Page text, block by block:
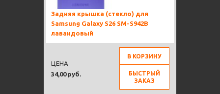
Задняя крышка (стекло) для
Samsung Galaxy S26 SM-S942B
лавандовый
34,00 руб.
ЦЕНА
В КОРЗИНУ
БЫСТРЫЙ
ЗАКАЗ